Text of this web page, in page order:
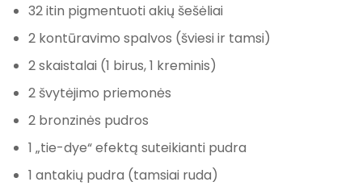
32 itin pigmentuoti akių šešėliai
2 kontūravimo spalvos (šviesi ir tamsi)
2 skaistalai (1 birus, 1 kreminis)
2 švytėjimo priemonės
2 bronzinės pudros
1 „tie-dye“ efektą suteikianti pudra
1 antakių pudra (tamsiai ruda)